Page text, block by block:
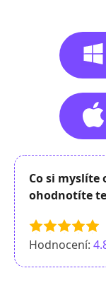
Co si
ohodnotíte
Hodnocení: